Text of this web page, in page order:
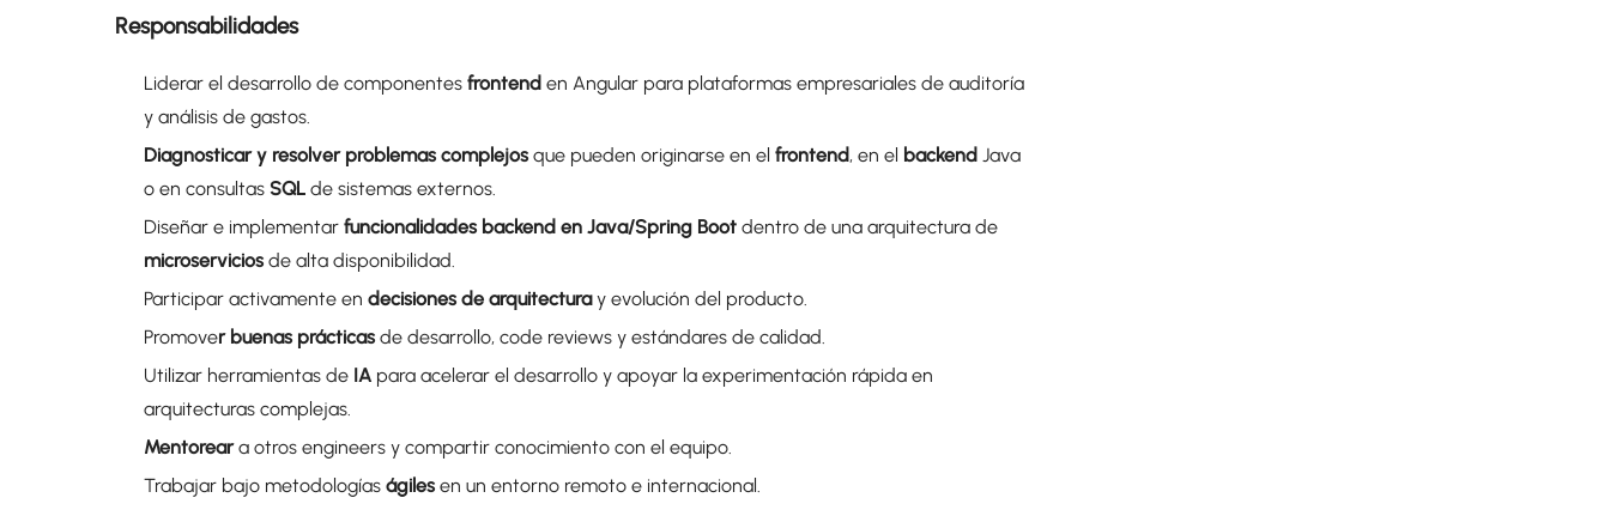
Responsabilidades
Liderar el desarrollo de componentes frontend en Angular para plataformas empresariales de auditoría
y análisis de gastos.
Diagnosticar y resolver problemas complejos que pueden originarse en el frontend, en el backend Java
o en consultas SQL de sistemas externos.
Diseñar e implementar funcionalidades backend en Java/Spring Boot dentro de una arquitectura de
microservicios de alta disponibilidad.
Participar activamente en decisiones de arquitecturay evolución del producto.
Promover buenas prácticas de desarrollo, code reviews y estándares de calidad.
Utilizar herramientas de IA para acelerar el desarrollo y apoyar la experimentación rápida en
arquitecturas complejas.
Mentoreara otros engineers y compartir conocimiento con el equipo.
Trabajar bajo metodologías ágiles en un entorno remoto e internacional.